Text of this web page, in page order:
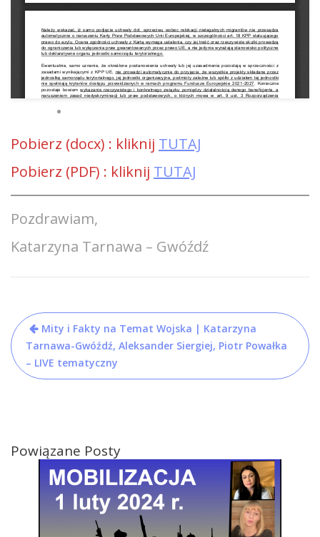
Pobierz (docx) : kliknij TUTAJ
Pobierz (PDF) : kliknij TUTAJ
Pozdrawiam,
Katarzyna Tarnawa – Gwóźdź
Nawigacja
wpisu
Mity i Fakty na Temat Wojska | Katarzyna
Tarnawa-Gwóźdź, Aleksander Siergiej, Piotr Powałka
– LIVE tematyczny
Powiązane Posty